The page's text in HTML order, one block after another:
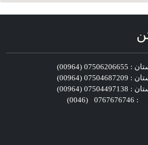
(00964)
(00964)
(00964)